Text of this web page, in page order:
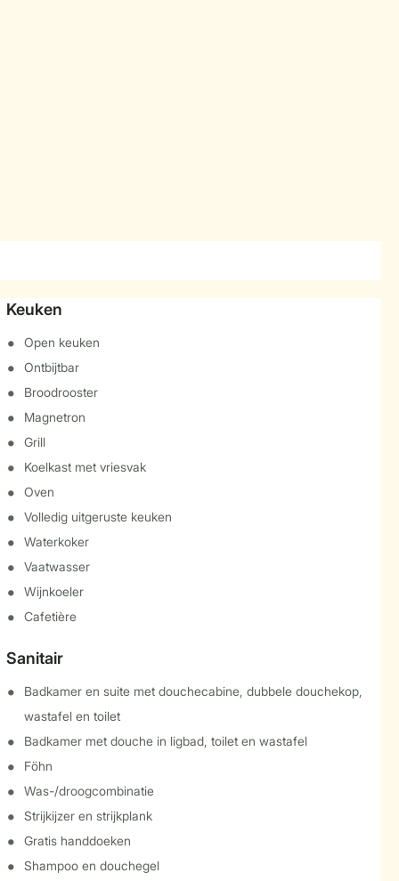
Keuken
Open keuken
Ontbijtbar
Broodrooster
Magnetron
Grill
Koelkast met vriesvak
Oven
Volledig uitgeruste keuken
Waterkoker
Vaatwasser
Wijnkoeler
Cafetière
Sanitair
Badkamer en suite met douchecabine, dubbele douchekop,
wastafel en toilet
Badkamer met douche in ligbad, toilet en wastafel
Föhn
Was-/droogcombinatie
Strijkijzer en strijkplank
Gratis handdoeken
Shampoo en douchegel